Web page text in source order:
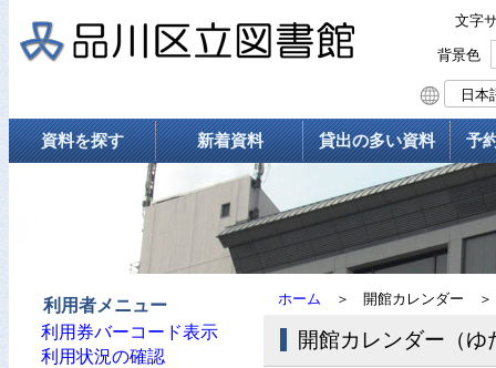
文字
背景色
資料を探す 新着資料 貸出の多い資料 予
利用者メニュー
利用券バーコード表示
利用状況の確認
ホーム ＞ 開館カレンダー ＞
開館カレンダー（ゆ